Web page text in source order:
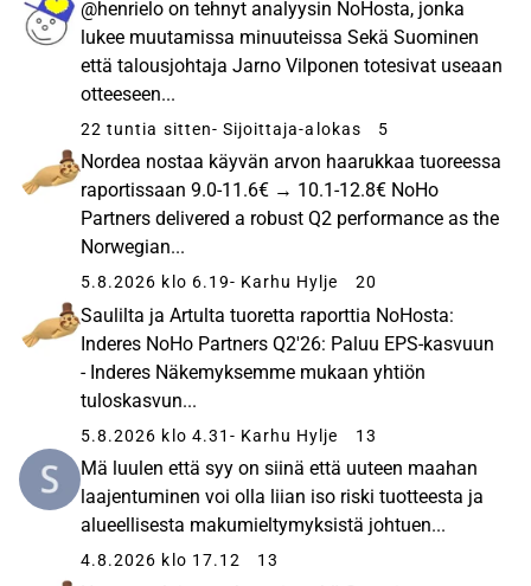
@henrielo on tehnyt analyysin NoHosta, jonka
lukee muutamissa minuuteissa Sekä Suominen
että talousjohtaja Jarno Vilponen totesivat useaan
otteeseen...
22 tuntia sitten- Sijoittaja-alokas 5
Nordea nostaa käyvän arvon haarukkaa tuoreessa
raportissaan 9.0-11.6€ → 10.1-12.8€ NoHo
Partners delivered a robust Q2 performance as the
Norwegian...
5.8.2026 klo 6.19- Karhu Hylje 20
Saulilta ja Artulta tuoretta raporttia NoHosta:
Inderes NoHo Partners Q2'26: Paluu EPS-kasvuun
- Inderes Näkemyksemme mukaan yhtiön
tuloskasvun...
5.8.2026 klo 4.31 - Karhu Hylje 13
Mä luulen että syy on siinä että uuteen maahan
laajentuminen voi olla liian iso riski tuotteesta ja
alueellisesta makumieltymyksistä johtuen...
4.8.2026 klo 17.12 13